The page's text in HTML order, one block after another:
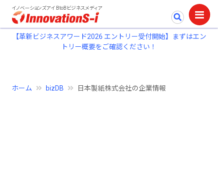
イノベーションズアイ BtoBビジネスメディア
【革新ビジネスアワード2026 エントリー受付開始】まずはエン
トリー概要をご確認ください！
ホーム bizDB 日本製紙株式会社の企業情報